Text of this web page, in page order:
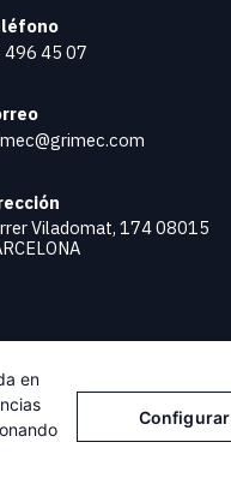
496 45 07
Viladomat, 174 08015
en
Configurar